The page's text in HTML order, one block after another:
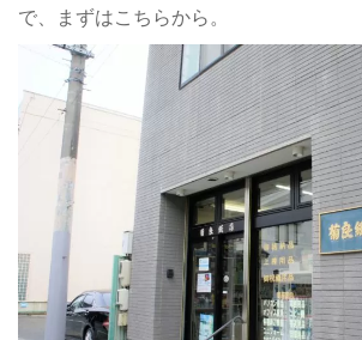
で、まずはこちらから。